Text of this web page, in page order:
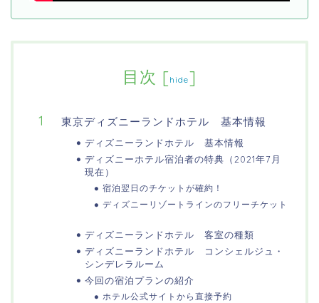
目次 [hide]
東京ディズニーランドホテル 基本情報
ディズニーランドホテル 基本情報
ディズニーホテル宿泊者の特典（2021年7月
現在）
宿泊翌日のチケットが確約！
ディズニーリゾートラインのフリーチケット
ディズニーランドホテル 客室の種類
ディズニーランドホテル コンシェルジュ・
シンデレラルーム
今回の宿泊プランの紹介
ホテル公式サイトから直接予約